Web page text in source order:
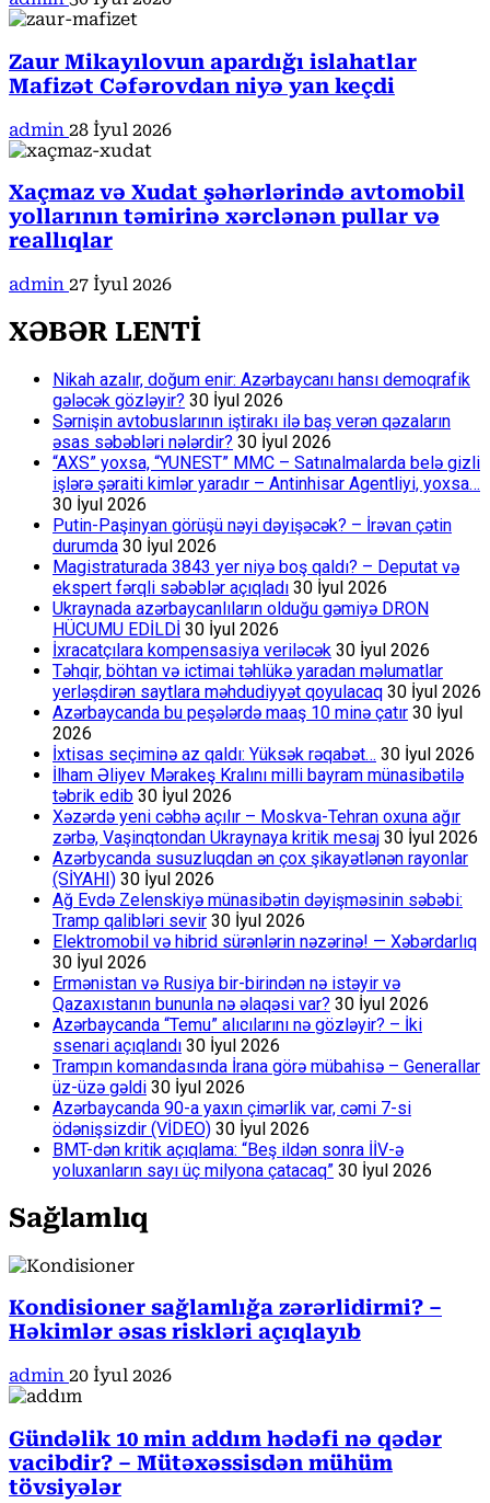
Zaur Mikayılovun apardığı islahatlar
Mafizət Cəfərovdan niyə yan keçdi
admin 28 İyul 2026
Xaçmaz və Xudat şəhərlərində avtomobil
yollarının təmirinə xərclənən pullar və
reallıqlar
admin 27 İyul 2026
XƏBƏR LENTİ
Nikah azalır, doğum enir: Azərbaycanı hansı demoqrafik
gələcək gözləyir? 30 İyul 2026
Sərnişin avtobuslarının iştirakı ilə baş verən qəzaların
əsas səbəbləri nələrdir? 30 İyul 2026
“AXS” yoxsa, “YUNEST” MMC – Satınalmalarda belə gizli
işlərə şəraiti kimlər yaradır – Antinhisar Agentliyi, yoxsa…
30 İyul 2026
Putin-Paşinyan görüşü nəyi dəyişəcək? – İrəvan çətin
durumda 30 İyul 2026
Magistraturada 3843 yer niyə boş qaldı? – Deputat və
ekspert fərqli səbəblər açıqladı 30 İyul 2026
Ukraynada azərbaycanlıların olduğu gəmiyə DRON
HÜCUMU EDİLDİ 30 İyul 2026
İxracatçılara kompensasiya veriləcək 30 İyul 2026
Təhqir, böhtan və ictimai təhlükə yaradan məlumatlar
yerləşdirən saytlara məhdudiyyət qoyulacaq 30 İyul 2026
Azərbaycanda bu peşələrdə maaş 10 minə çatır 30 İyul
2026
İxtisas seçiminə az qaldı: Yüksək rəqabət… 30 İyul 2026
İlham Əliyev Mərakeş Kralını milli bayram münasibətilə
təbrik edib 30 İyul 2026
Xəzərdə yeni cəbhə açılır – Moskva-Tehran oxuna ağır
zərbə, Vaşinqtondan Ukraynaya kritik mesaj 30 İyul 2026
Azərbycanda susuzluqdan ən çox şikayətlənən rayonlar
(SİYAHI) 30 İyul 2026
Ağ Evdə Zelenskiyə münasibətin dəyişməsinin səbəbi:
Tramp qalibləri sevir 30 İyul 2026
Elektromobil və hibrid sürənlərin nəzərinə! — Xəbərdarlıq
30 İyul 2026
Ermənistan və Rusiya bir-birindən nə istəyir və
Qazaxıstanın bununla nə əlaqəsi var? 30 İyul 2026
Azərbaycanda “Temu” alıcılarını nə gözləyir? – İki
ssenari açıqlandı 30 İyul 2026
Trampın komandasında İrana görə mübahisə – Generallar
üz-üzə gəldi 30 İyul 2026
Azərbaycanda 90-a yaxın çimərlik var, cəmi 7-si
ödənişsizdir (VİDEO) 30 İyul 2026
BMT-dən kritik açıqlama: “Beş ildən sonra İİV-ə
yoluxanların sayı üç milyona çatacaq” 30 İyul 2026
Sağlamlıq
Kondisioner sağlamlığa zərərlidirmi? –
Həkimlər əsas riskləri açıqlayıb
admin 20 İyul 2026
Gündəlik 10 min addım hədəfi nə qədər
vacibdir? – Mütəxəssisdən mühüm
tövsiyələr